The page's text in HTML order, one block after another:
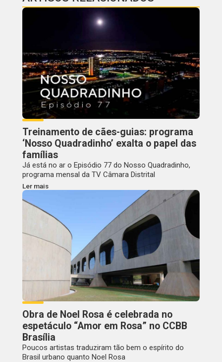
Treinamento de cães-guias: programa
‘Nosso Quadradinho’ exalta o papel das
famílias
Já está no ar o Episódio 77 do Nosso Quadradinho,
programa mensal da TV Câmara Distrital
Ler mais
Obra de Noel Rosa é celebrada no
espetáculo “Amor em Rosa” no CCBB
Brasília
Poucos artistas traduziram tão bem o espírito do
Brasil urbano quanto Noel Rosa